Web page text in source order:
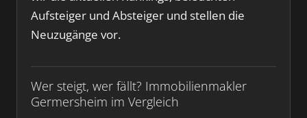
Aufsteiger und Absteiger und stellen die
Neuzugänge vor.
Wer steigt, wer fällt? Immobilienmakler
Germersheim im Vergleich